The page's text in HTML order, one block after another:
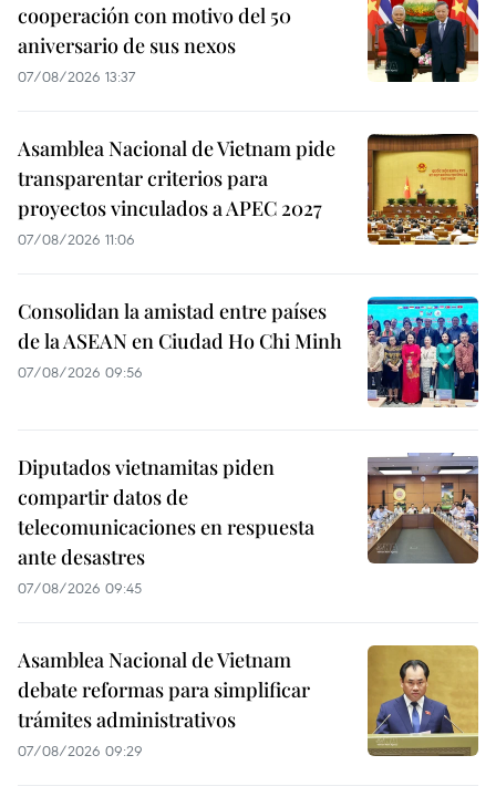
cooperación con motivo del 50
aniversario de sus nexos
07/08/2026 13:37
Asamblea Nacional de Vietnam pide
transparentar criterios para
proyectos vinculados a APEC 2027
07/08/2026 11:06
Consolidan la amistad entre países
de la ASEAN en Ciudad Ho Chi Minh
07/08/2026 09:56
Diputados vietnamitas piden
compartir datos de
telecomunicaciones en respuesta
ante desastres
07/08/2026 09:45
Asamblea Nacional de Vietnam
debate reformas para simplificar
trámites administrativos
07/08/2026 09:29